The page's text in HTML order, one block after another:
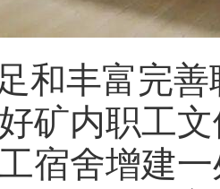
和丰富完
矿内职工
宿舍增建